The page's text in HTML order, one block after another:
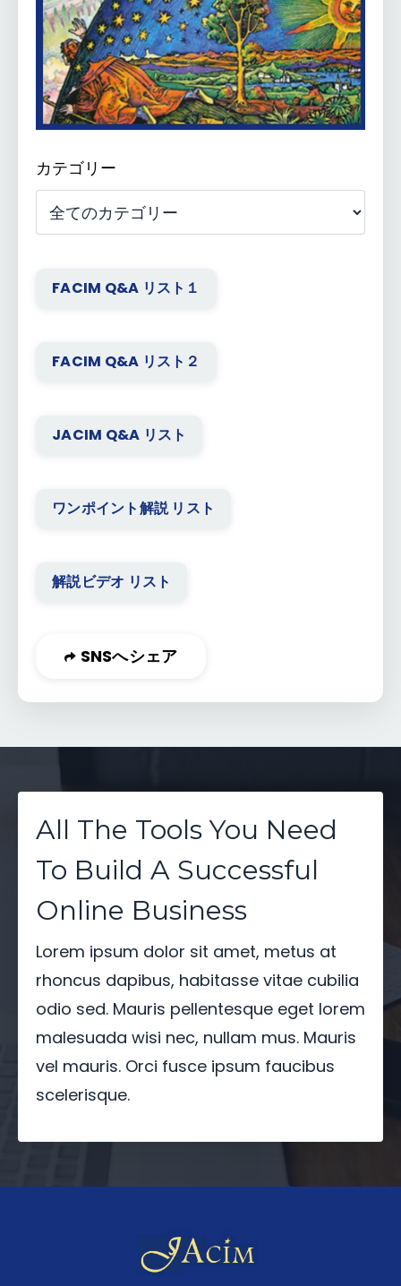
カテゴリー
FACIM Q&A リスト１
FACIM Q&A リスト２
JACIM Q&A リスト
ワンポイント解説 リスト
解説ビデオ リスト
SNSへシェア
All The Tools You Need
To Build A Successful
Online Business
Lorem ipsum dolor sit amet, metus at
rhoncus dapibus, habitasse vitae cubilia
odio sed. Mauris pellentesque eget lorem
malesuada wisi nec, nullam mus. Mauris
vel mauris. Orci fusce ipsum faucibus
scelerisque.